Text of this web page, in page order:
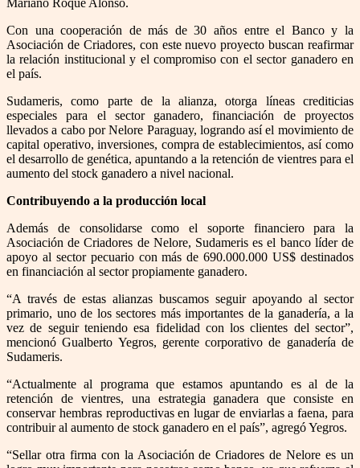
Con una cooperación de más de 30 años entre el Banco y la
Asociación de Criadores, con este nuevo proyecto buscan reafirmar
la relación institucional y el compromiso con el sector ganadero en
el país.
Sudameris, como parte de la alianza, otorga líneas crediticias
especiales para el sector ganadero, financiación de proyectos
llevados a cabo por Nelore Paraguay, logrando así el movimiento de
capital operativo, inversiones, compra de establecimientos, así como
el desarrollo de genética, apuntando a la retención de vientres para el
aumento del stock ganadero a nivel nacional.
Contribuyendo a la producción local
Además de consolidarse como el soporte financiero para la
Asociación de Criadores de Nelore, Sudameris es el banco líder de
apoyo al sector pecuario con más de 690.000.000 US$ destinados
en financiación al sector propiamente ganadero.
“A través de estas alianzas buscamos seguir apoyando al sector
primario, uno de los sectores más importantes de la ganadería, a la
vez de seguir teniendo esa fidelidad con los clientes del sector”,
mencionó Gualberto Yegros, gerente corporativo de ganadería de
Sudameris.
“Actualmente al programa que estamos apuntando es al de la
retención de vientres, una estrategia ganadera que consiste en
conservar hembras reproductivas en lugar de enviarlas a faena, para
contribuir al aumento de stock ganadero en el país”, agregó Yegros.
“Sellar otra firma con la Asociación de Criadores de Nelore es un